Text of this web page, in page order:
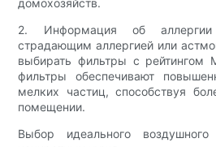
домохозяйств.
2. Информация об
страдающим аллергией или
выбирать фильтры с рейтингом
фильтры обеспечивают
мелких частиц, способствуя
помещении.
Выбор идеального